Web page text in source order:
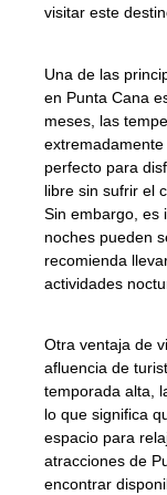
visitar este
Una de las
en Punta Cana
meses, las
perfecto para
libre sin sufrir el
Sin embargo, es
noches pueden
recomienda
actividades
Otra ventaja de
afluencia de
temporada alta,
lo que significa
espacio para
atracciones de
encontrar